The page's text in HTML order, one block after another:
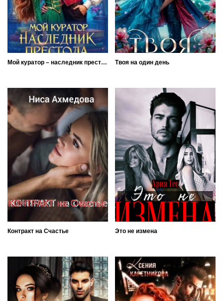
Мой куратор – наследник престола Твоя на один день
Контракт на Счастье Это не измена